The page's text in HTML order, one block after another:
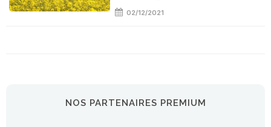
02/12/2021
NOS PARTENAIRES PREMIUM